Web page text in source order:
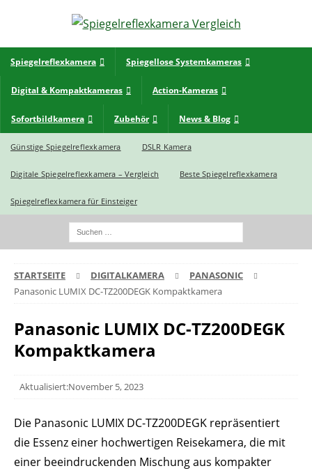
Spiegelreflexkamera Spiegellose Systemkameras
Digital & Kompaktkameras Action-Kameras
Sofortbildkamera Zubehör News & Blog
Günstige Spiegelreflexkamera DSLR Kamera
Digitale Spiegelreflexkamera – Vergleich Beste Spiegelreflexkamera
Spiegelreflexkamera für Einsteiger
STARTSEITE DIGITALKAMERA
PANASONIC
Panasonic LUMIX DC-TZ200DEGK Kompaktkamera
Panasonic LUMIX DC-TZ200DEGK
Kompaktkamera
Aktualisiert:November 5, 2023
Die Panasonic LUMIX DC-TZ200DEGK repräsentiert
die Essenz einer hochwertigen Reisekamera, die mit
einer beeindruckenden Mischung aus kompakter